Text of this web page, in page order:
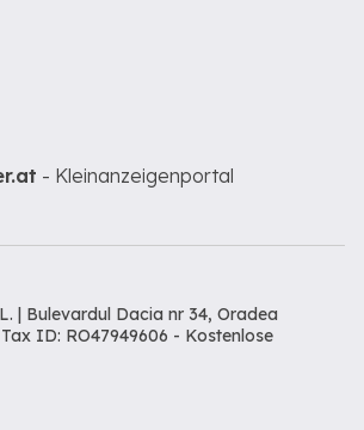
- Kleinanzeigenportal
| Bulevardul Dacia nr 34, Oradea
ID: RO47949606 - Kostenlose